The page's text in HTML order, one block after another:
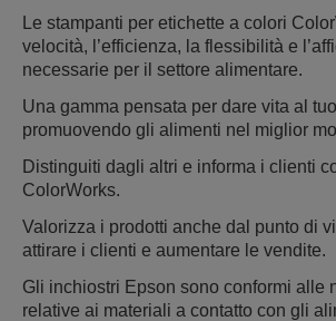
Le stampanti per etichette a colori
velocità, l’efficienza, la flessibilità e
necessarie per il settore alimentare.
Una gamma pensata per dare vita al
promuovendo gli alimenti nel miglior
Distinguiti dagli altri e informa i clienti
ColorWorks.
Valorizza i prodotti anche dal punto di
attirare i clienti e aumentare le vendite.
Gli inchiostri Epson sono conformi alle
relative ai materiali a contatto con gli